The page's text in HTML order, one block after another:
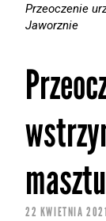
Przeoczenie
Jaworznie
22 KWIETNIA